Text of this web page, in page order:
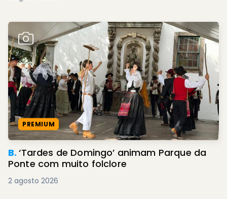
PREMIUM
B.‘Tardes de Domingo’ animam Parque da
Ponte com muito folclore
2 agosto 2026